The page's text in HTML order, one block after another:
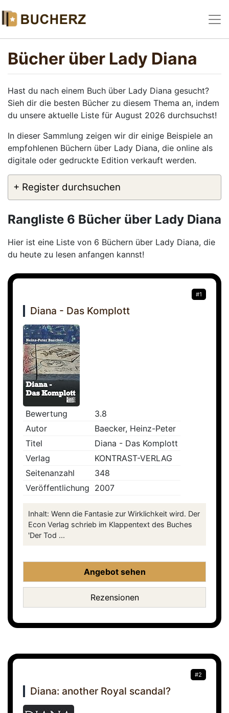
Bücher über Lady Diana
Hast du nach einem Buch über Lady Diana gesucht?
Sieh dir die besten Bücher zu diesem Thema an, indem
du unsere aktuelle Liste für August 2026 durchsuchst!
In dieser Sammlung zeigen wir dir einige Beispiele an
empfohlenen Büchern über Lady Diana, die online als
digitale oder gedruckte Edition verkauft werden.
+ Register durchsuchen
Rangliste 6 Bücher über Lady Diana
Hier ist eine Liste von 6 Büchern über Lady Diana, die
du heute zu lesen anfangen kannst!
#1
Diana - Das Komplott
Bewertung
3.8
Autor
Baecker, Heinz-Peter
Titel
Diana - Das Komplott
Verlag
KONTRAST-VERLAG
Seitenanzahl
348
Veröffentlichung 2007
Inhalt: Wenn die Fantasie zur Wirklichkeit wird. Der
Econ Verlag schrieb im Klappentext des Buches
'Der Tod ...
Angebot sehen
Rezensionen
#2
Diana: another Royal scandal?